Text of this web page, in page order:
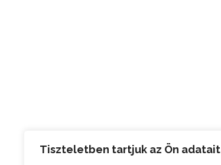
Tiszteletben tartjuk az Ön adatait